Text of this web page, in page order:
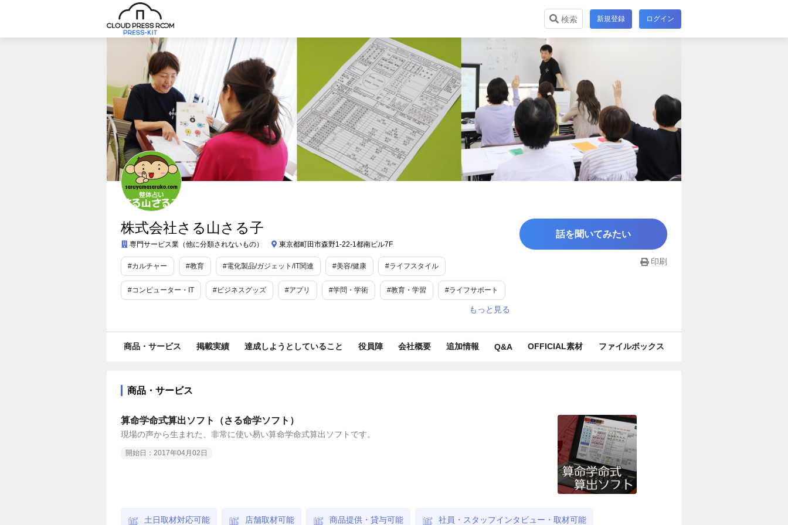
検索 新規登録 ログイン
株式会社さる山さる子
専門サービス業（他に分類されないもの） 東京都町田市森野1-22-1都南ビル7F
#カルチャー #教育 #電化製品/ガジェット/IT関連 #美容/健康 #ライフスタイル
#コンピューター・IT #ビジネスグッズ #アプリ #学問・学術 #教育・学習 #ライフサポート
#ご褒美
話を聞いてみたい
印刷
商品・サービス 掲載実績 達成しようとしていること 役員陣 会社概要 追加情報 Q&A OFFICIAL素材 ファイルボックス
商品・サービス
算命学命式算出ソフト（さる命学ソフト）
現場の声から生まれた、非常に使い易い算命学命式算出ソフトです。
開始日：2017年04月02日
土日取材対応可能 店舗取材可能 商品提供・貸与可能 社員・スタッフインタビュー・取材可能